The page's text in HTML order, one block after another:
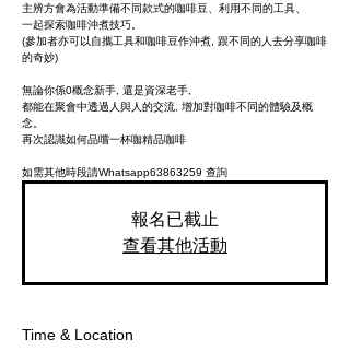
主辨方會為活動準備不同款式的咖啡豆、利用不同的工具、
一起探索咖啡沖煮技巧。
(參加者亦可以自攜工具和咖啡豆作沖煮, 跟不同的人去分享咖啡
的奇妙)
無論你係0概念新手, 還是資深老手,
都能在聚會中透過人與人的交流, 增加對咖啡不同的體驗及概
念。
再次認識如何品嚐一杯咖精品咖啡
如需其他時段請Whatsapp63863259 查詢
報名已截止
查看其他活動
Time & Location